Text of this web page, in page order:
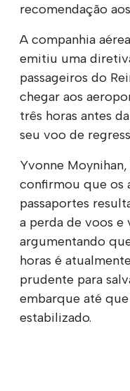
recomendação
A companhia
emitiu uma
passageiros do
chegar aos
três horas antes
seu voo de
Yvonne
confirmou que os
passaportes
a perda de voos e
argumentando
horas é
prudente para
embarque até
estabilizado.